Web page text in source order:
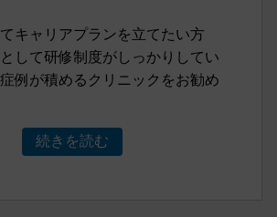
キャリアプランを立てたい方
して研修制度がしっかりしてい
例が積めるクリニックをお勧め
続きを読む